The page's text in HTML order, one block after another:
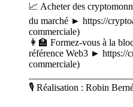
📈 Acheter des
du marché ► ⁠⁠⁠⁠⁠⁠⁠⁠⁠⁠⁠⁠⁠⁠⁠⁠⁠https://
commerciale)
👩‍🏫 Formez-vous à la
référence Web3 ► ⁠⁠⁠⁠⁠⁠⁠⁠⁠⁠⁠⁠⁠⁠⁠⁠⁠https://
commerciale)
🎙️ Réalisation : Robin